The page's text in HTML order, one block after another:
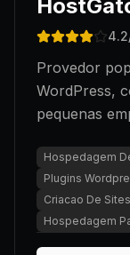
4.2
Provedor
WordPress,
pequenas
Hospedagem
Plugins
Criacao De
Hospedagem